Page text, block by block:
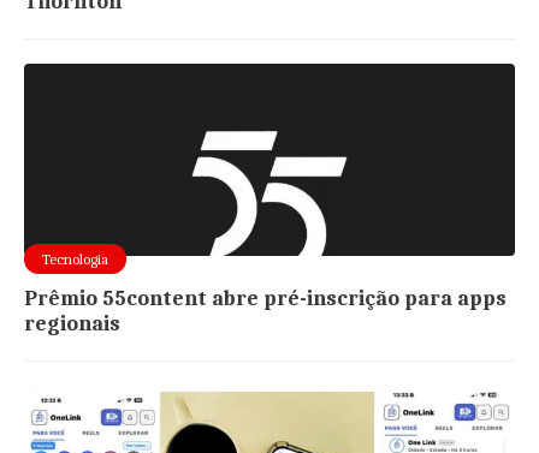
Tecnologia
Prêmio 55content abre pré-inscrição para apps
regionais